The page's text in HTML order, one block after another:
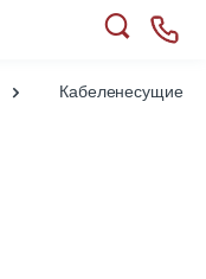
Кабеленесущие